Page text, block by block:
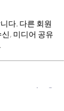
다. 다른 회원
, 미디어 공유
팔로우